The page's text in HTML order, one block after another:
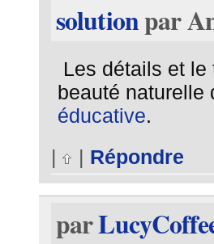
solutionpar
Les détails et
beauté
éducative.
|
| Répondre
par